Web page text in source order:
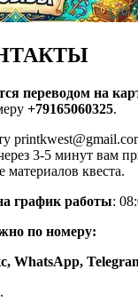
переводом на
+79165060325.
3-5 минут вам
материалов квеста.
график работы:
по номеру:
WhatsApp,